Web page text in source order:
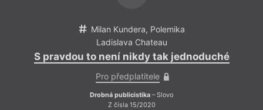
Milan Kundera, Polemika
Ladislava Chateau
S pravdou to není nikdy tak jednoduché
Pro předplatitele
Drobná publicistika – Slovo
Z čísla 15/2020